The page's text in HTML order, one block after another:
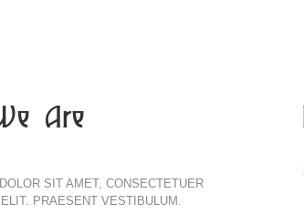
Are
SIT AMET, CONSECTETUER
PRAESENT VESTIBULUM.